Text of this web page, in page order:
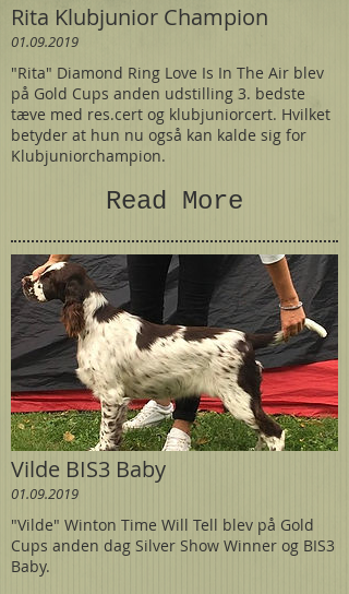
Rita Klubjunior Champion
01.09.2019
"Rita" Diamond Ring Love Is In The Air blev
på Gold Cups anden udstilling 3. bedste
tæve med res.cert og klubjuniorcert. Hvilket
betyder at hun nu også kan kalde sig for
Klubjuniorchampion.
Read More
Vilde BIS3 Baby
01.09.2019
"Vilde" Winton Time Will Tell blev på Gold
Cups anden dag Silver Show Winner og BIS3
Baby.